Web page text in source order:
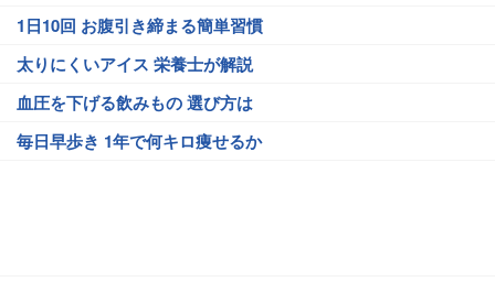
1日10回 お腹引き締まる簡単習慣
太りにくいアイス 栄養士が解説
血圧を下げる飲みもの 選び方は
毎日早歩き 1年で何キロ痩せるか